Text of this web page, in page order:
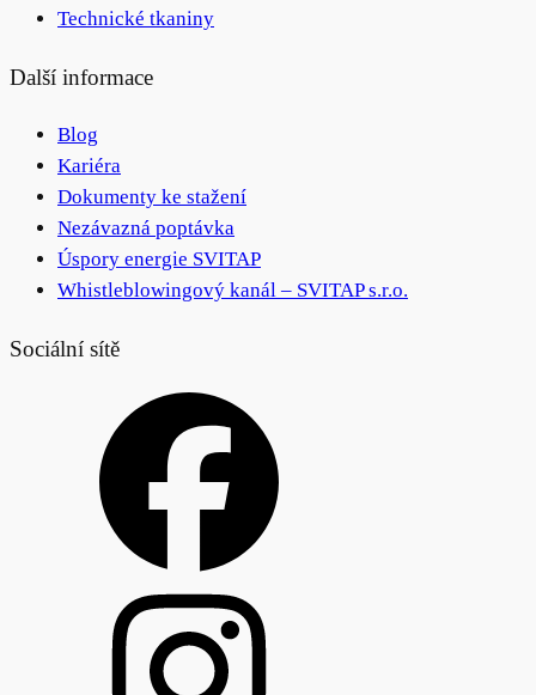
Technické tkaniny
Další informace
Blog
Kariéra
Dokumenty ke stažení
Nezávazná poptávka
Úspory energie SVITAP
Whistleblowingový kanál – SVITAP s.r.o.
Sociální sítě